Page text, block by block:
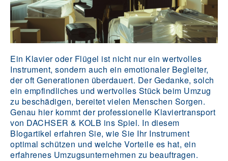
Ein Klavier oder Flügel ist nicht nur ein wertvolles
Instrument, sondern auch ein emotionaler Begleiter,
der oft Generationen überdauert. Der Gedanke, solch
ein empfindliches und wertvolles Stück beim Umzug
zu beschädigen, bereitet vielen Menschen Sorgen.
Genau hier kommt der professionelle Klaviertransport
von DACHSER & KOLB ins Spiel. In diesem
Blogartikel erfahren Sie, wie Sie Ihr Instrument
optimal schützen und welche Vorteile es hat, ein
erfahrenes Umzugsunternehmen zu beauftragen.